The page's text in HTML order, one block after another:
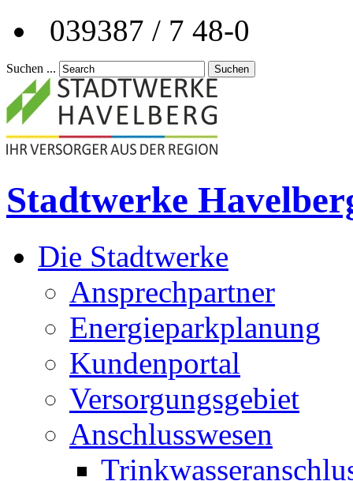
039387 / 7 48-0
Suchen ... Suchen
Stadtwerke
Die Stadtwerke
Ansprechpartner
Energieparkplanung
Kundenportal
Versorgungsgebiet
Anschlusswesen